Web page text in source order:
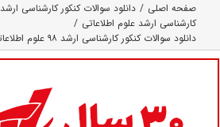
صفحه اصلی
دانلود سوالات کنکور کارشناسی ارشد
کارشناسی ارشد علوم اطلاعاتی
دانلود سوالات کنکور کارشناسی ارشد ۹۸ علوم اطلاعاتی (کد ۱۲۲۰)